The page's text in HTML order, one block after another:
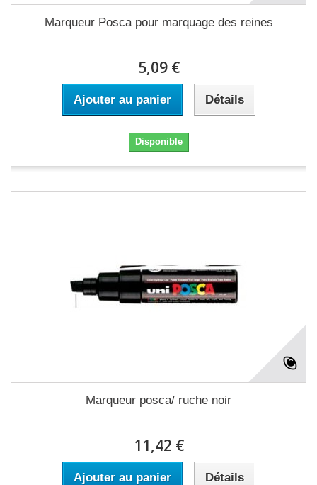
Marqueur Posca pour marquage des reines
5,09 €
Ajouter au panier Détails
Disponible
Marqueur posca/ ruche noir
11,42 €
Ajouter au panier Détails